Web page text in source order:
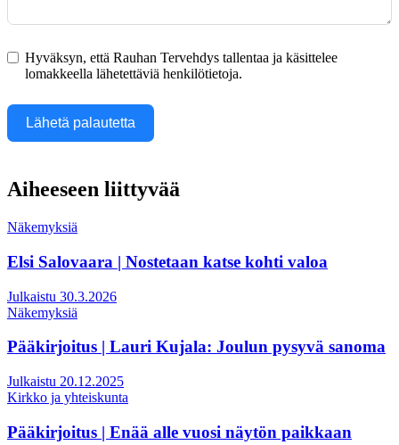
Hyväksyn, että Rauhan Tervehdys tallentaa ja käsittelee
lomakkeella lähetettäviä henkilötietoja.
Lähetä palautetta
Aiheeseen liittyvää
Näkemyksiä
Elsi Salovaara | Nostetaan katse kohti valoa
Julkaistu 30.3.2026
Näkemyksiä
Pääkirjoitus | Lauri Kujala: Joulun pysyvä sanoma
Julkaistu 20.12.2025
Kirkko ja yhteiskunta
Pääkirjoitus | Enää alle vuosi näytön paikkaan